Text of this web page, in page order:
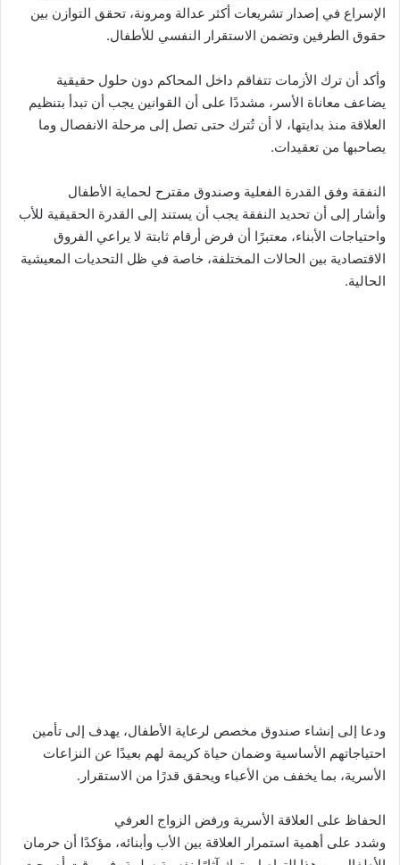
الإسراع في إصدار تشريعات أكثر عدالة ومرونة، تحقق التوازن بين
حقوق الطرفين وتضمن الاستقرار النفسي للأطفال.
وأكد أن ترك الأزمات تتفاقم داخل المحاكم دون حلول حقيقية
يضاعف معاناة الأسر، مشددًا على أن القوانين يجب أن تبدأ بتنظيم
العلاقة منذ بدايتها، لا أن تُترك حتى تصل إلى مرحلة الانفصال وما
يصاحبها من تعقيدات.
النفقة وفق القدرة الفعلية وصندوق مقترح لحماية الأطفال
وأشار إلى أن تحديد النفقة يجب أن يستند إلى القدرة الحقيقية للأب
واحتياجات الأبناء، معتبرًا أن فرض أرقام ثابتة لا يراعي الفروق
الاقتصادية بين الحالات المختلفة، خاصة في ظل التحديات المعيشية
الحالية.
ودعا إلى إنشاء صندوق مخصص لرعاية الأطفال، يهدف إلى تأمين
احتياجاتهم الأساسية وضمان حياة كريمة لهم بعيدًا عن النزاعات
الأسرية، بما يخفف من الأعباء ويحقق قدرًا من الاستقرار.
الحفاظ على العلاقة الأسرية ورفض الزواج العرفي
وشدد على أهمية استمرار العلاقة بين الأب وأبنائه، مؤكدًا أن حرمان